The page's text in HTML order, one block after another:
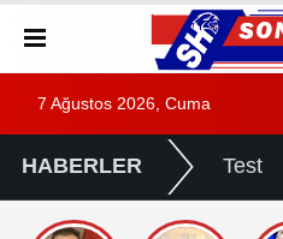
7 Ağustos 2026, Cuma
HABERLER Test